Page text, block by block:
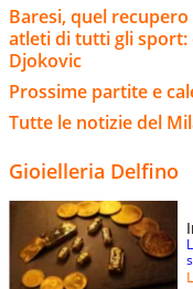
Baresi, quel
atleti di tutti gli sport:
Djokovic
Prossime partite e
Tutte le notizie del
Gioielleria Delfino